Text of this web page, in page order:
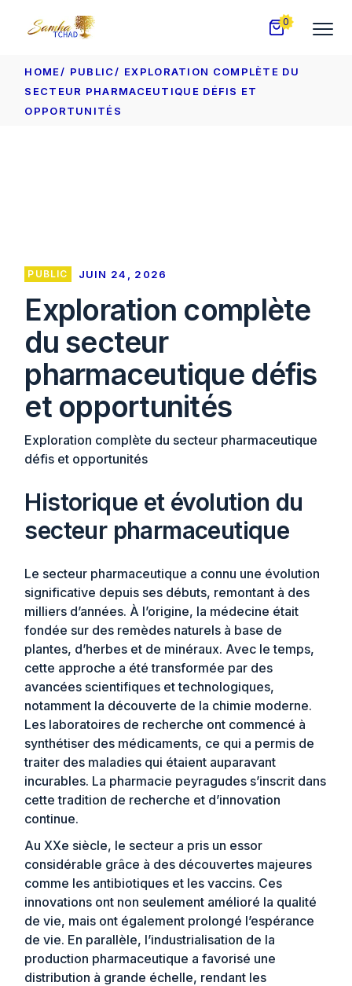
0
HOME PUBLIC
EXPLORATION COMPLÈTE DU
SECTEUR PHARMACEUTIQUE DÉFIS ET
OPPORTUNITÉS
PUBLIC JUIN 24, 2026
Exploration complète
du secteur
pharmaceutique défis
et opportunités
Exploration complète du secteur pharmaceutique
défis et opportunités
Historique et évolution du
secteur pharmaceutique
Le secteur pharmaceutique a connu une évolution
significative depuis ses débuts, remontant à des
milliers d’années. À l’origine, la médecine était
fondée sur des remèdes naturels à base de
plantes, d’herbes et de minéraux. Avec le temps,
cette approche a été transformée par des
avancées scientifiques et technologiques,
notamment la découverte de la chimie moderne.
Les laboratoires de recherche ont commencé à
synthétiser des médicaments, ce qui a permis de
traiter des maladies qui étaient auparavant
incurables. La pharmacie peyragudes s’inscrit dans
cette tradition de recherche et d’innovation
continue.
Au XXe siècle, le secteur a pris un essor
considérable grâce à des découvertes majeures
comme les antibiotiques et les vaccins. Ces
innovations ont non seulement amélioré la qualité
de vie, mais ont également prolongé l’espérance
de vie. En parallèle, l’industrialisation de la
production pharmaceutique a favorisé une
distribution à grande échelle, rendant les